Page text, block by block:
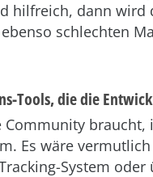
hilfreich, dann wird
schlechten
Tools, die die
Community braucht,
Es wäre
System